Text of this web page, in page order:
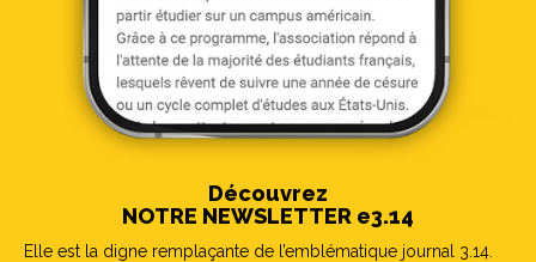
Découvrez
NOTRE NEWSLETTER e3.14
Elle est la digne remplaçante de l’emblématique journal 3.14.